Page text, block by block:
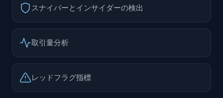
スナイパーとインサイダーの検出
取引量分析
レッドフラグ指標